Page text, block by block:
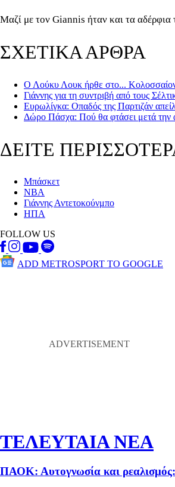
Μαζί με τον Giannis ήταν και τα
ΣΧΕΤΙΚΑ ΑΡΘΡΑ
Ο Λούκυ Λουκ ήρθε στο...
Γιάννης για τη συντριβή από τους
Ευρωλίγκα: Οπαδός της Παρτιζάν
Δώρο Πάσχα: Πού θα φτάσει μετά την
ΔΕΙΤΕ
Μπάσκετ
NBA
Γιάννης Αντετοκούνμπο
ΗΠΑ
FOLLOW US
ADD METROSPORT TO GOOGLE
ΤΕΛΕΥΤΑΙΑ ΝΕΑ
ΠΑΟΚ: Αυτογνωσία και